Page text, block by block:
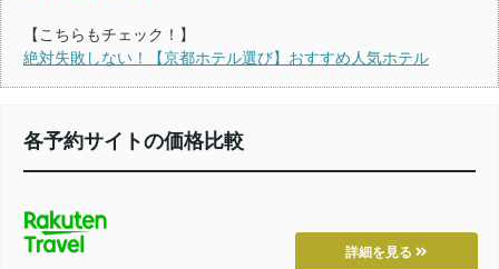
【こちらもチェック！】
絶対失敗しない！【京都ホテル選び】おすすめ人気ホテル
各予約サイトの価格比較
詳細を見る